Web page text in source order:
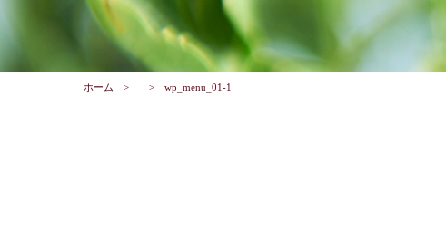
ホーム wp_menu_01-1